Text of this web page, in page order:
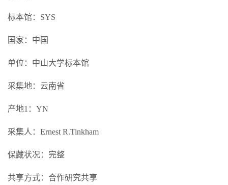
标本馆：SYS
国家：中国
单位：中山大学标本馆
采集地：云南省
产地1：YN
采集人：Ernest R.Tinkham
保藏状况：完整
共享方式：合作研究共享